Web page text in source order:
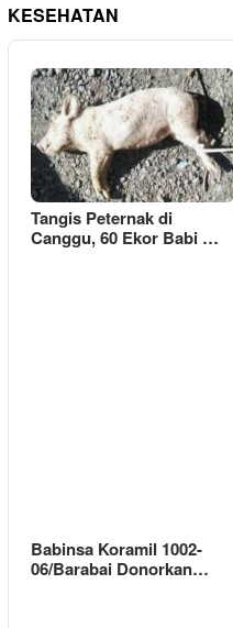
KESEHATAN
Tangis Peternak di
Canggu, 60 Ekor Babi …
Babinsa Koramil 1002-
06/Barabai Donorkan…